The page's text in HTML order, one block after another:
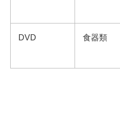
DVD 食器類